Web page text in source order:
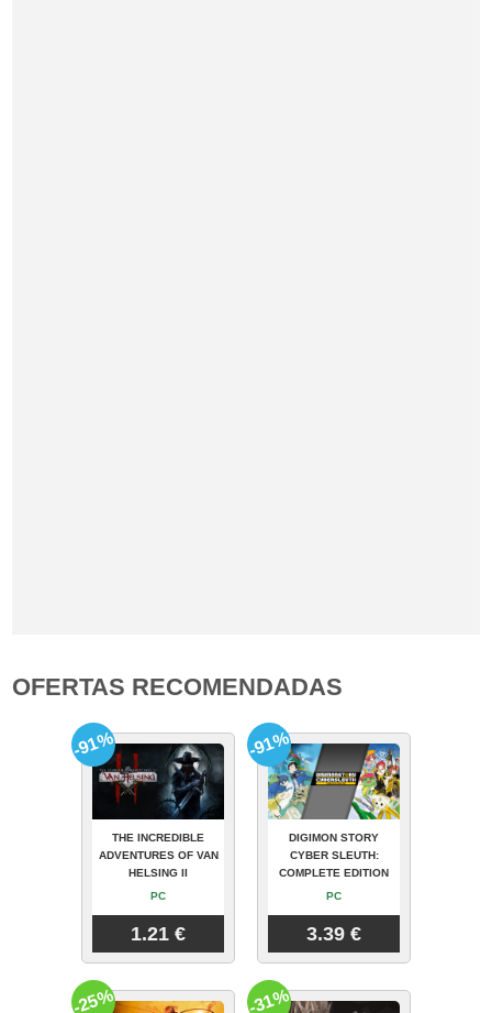
OFERTAS RECOMENDADAS
THE INCREDIBLE
ADVENTURES OF VAN
HELSING II
PC
1.21 €
-91%
DIGIMON STORY
CYBER SLEUTH:
COMPLETE EDITION
PC
3.39 €
-91%
-25% -31%